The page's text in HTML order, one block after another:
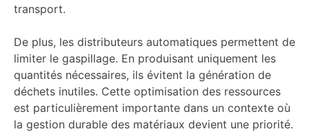
transport.
De plus, les distributeurs automatiques permettent de
limiter le gaspillage. En produisant uniquement les
quantités nécessaires, ils évitent la génération de
déchets inutiles. Cette optimisation des ressources
est particulièrement importante dans un contexte où
la gestion durable des matériaux devient une priorité.